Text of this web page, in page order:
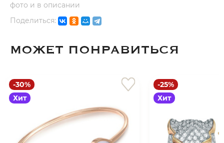
фото и в описании
Поделиться:
МОЖЕТ ПОНРАВИТЬСЯ
-30%
Хит
-25%
Хит